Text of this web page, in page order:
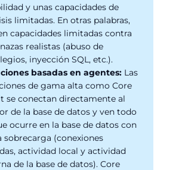
y unas capacidades de
limitadas. En otras palabras,
capacidades limitadas contra
realistas (abuso de
inyección SQL, etc.).
basadas en agentes: Las
de gama alta como Core
se conectan directamente al
de la base de datos y ven todo
ocurre en la base de datos con
sobrecarga (conexiones
actividad local y actividad
de la base de datos). Core